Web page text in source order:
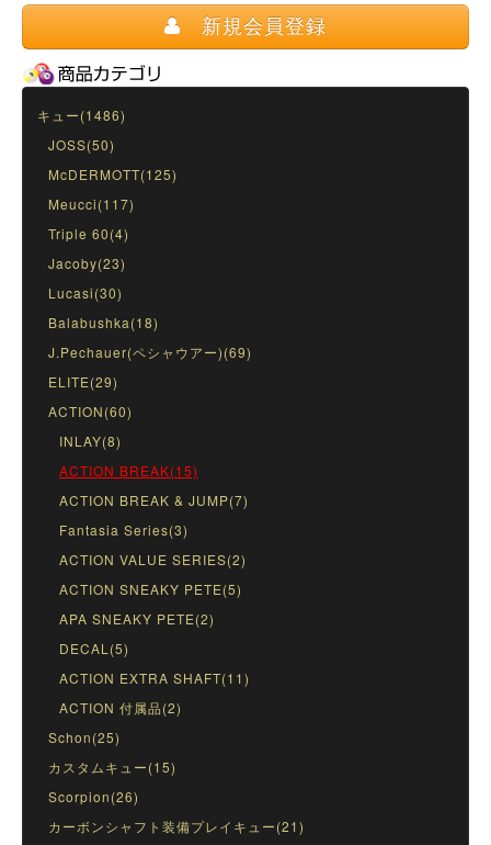
新規会員登録
キュー(1486)
JOSS(50)
McDERMOTT(125)
Meucci(117)
Triple 60(4)
Jacoby(23)
Lucasi(30)
Balabushka(18)
J.Pechauer(ペシャウアー)(69)
ELITE(29)
ACTION(60)
INLAY(8)
ACTION BREAK(15)
ACTION BREAK & JUMP(7)
Fantasia Series(3)
ACTION VALUE SERIES(2)
ACTION SNEAKY PETE(5)
APA SNEAKY PETE(2)
DECAL(5)
ACTION EXTRA SHAFT(11)
ACTION 付属品(2)
Schon(25)
カスタムキュー(15)
Scorpion(26)
カーボンシャフト装備プレイキュー(21)